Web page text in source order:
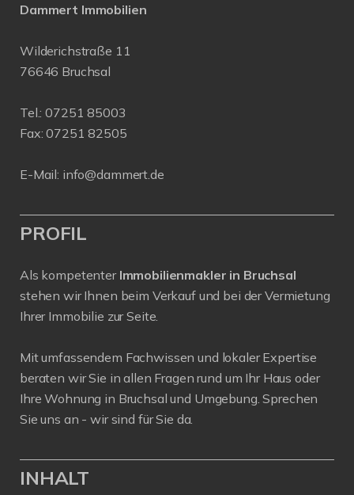
Dammert Immobilien
Wilderichstraße 11
76646 Bruchsal
Tel.:07251 85003
Fax: 07251 82505
E-Mail: info@dammert.de
PROFIL
Als kompetenter Immobilienmakler in Bruchsal
stehen wir Ihnen beim Verkauf und bei der Vermietung
Ihrer Immobilie zur Seite.
Mit umfassendem Fachwissen und lokaler Expertise
beraten wir Sie in allen Fragen rund um Ihr Haus oder
Ihre Wohnung in Bruchsal und Umgebung. Sprechen
Sie uns an - wir sind für Sie da.
INHALT